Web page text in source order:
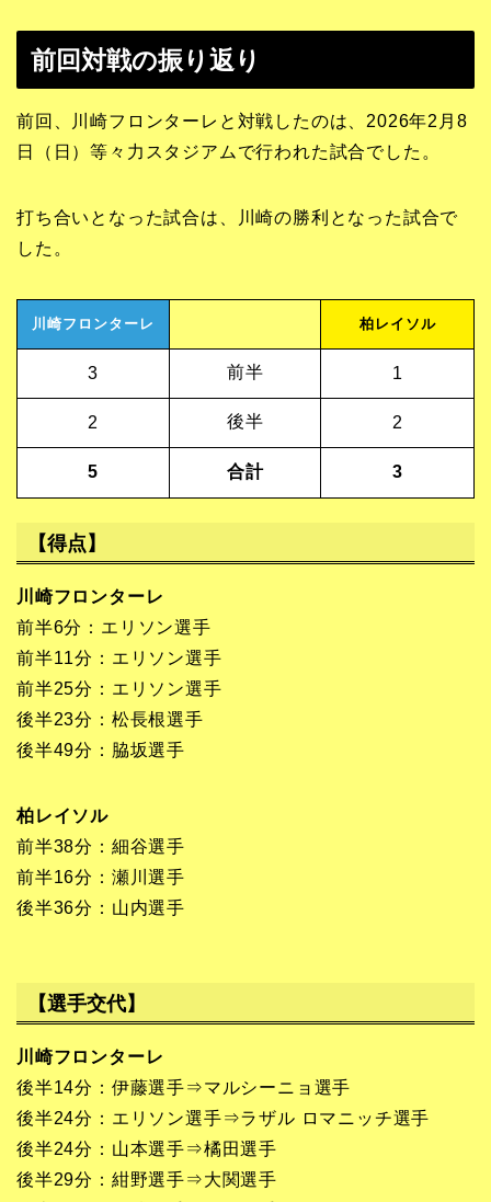
前回対戦の振り返り
前回、川崎フロンターレと対戦したのは、2026年2月8
日（日）等々力スタジアムで行われた試合でした。
打ち合いとなった試合は、川崎の勝利となった試合で
した。
川崎フロンターレ 柏レイソル
3 前半 1
2 後半 2
5 合計 3
【得点】
川崎フロンターレ
前半6分：エリソン選手
前半11分：エリソン選手
前半25分：エリソン選手
後半23分：松長根選手
後半49分：脇坂選手
柏レイソル
前半38分：細谷選手
前半16分：瀬川選手
後半36分：山内選手
【選手交代】
川崎フロンターレ
後半14分：伊藤選手⇒マルシーニョ選手
後半24分：エリソン選手⇒ラザル ロマニッチ選手
後半24分：山本選手⇒橘田選手
後半29分：紺野選手⇒大関選手